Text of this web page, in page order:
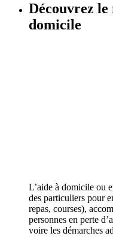
Découvrez
domicile
L’aide à domicile ou
des particuliers pour
repas, courses),
personnes en perte
voire les démarches